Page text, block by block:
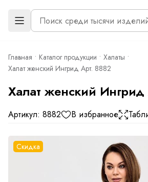
Главная Каталог продукции
Халаты
Халат женский Ингрид Арт. 8882
Халат женский Ингрид
Артикул: 8882 В избранное
Скидка